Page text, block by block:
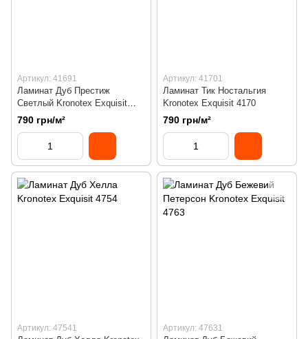
Артикул: 41691
Ламинат Дуб Престиж
Светлый Kronotex Exquisit
4169
790 грн/м²
Артикул: 41701
Ламинат Тик Ностальгия
Kronotex Exquisit 4170
790 грн/м²
Артикул: 47541 Артикул: 47631